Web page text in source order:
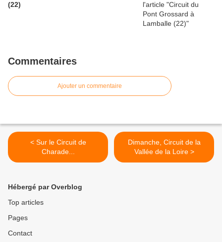
(22)
Commentaires
Ajouter un commentaire
< Sur le Circuit de
Charade...
Dimanche, Circuit de la
Vallée de la Loire >
Hébergé par Overblog
Top articles
Pages
Contact